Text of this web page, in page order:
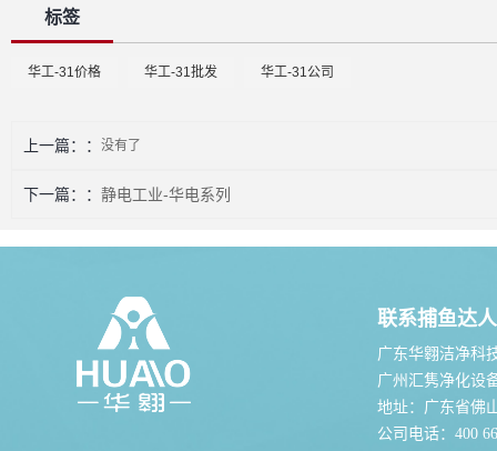
标签
华工-31价格 华工-31批发 华工-31公司
上一篇： 没有了
下一篇： 静电工业-华电系列
联系捕鱼达人
广东华翱洁净科
广州汇隽净化设
地址：广东省佛
公司电话：400